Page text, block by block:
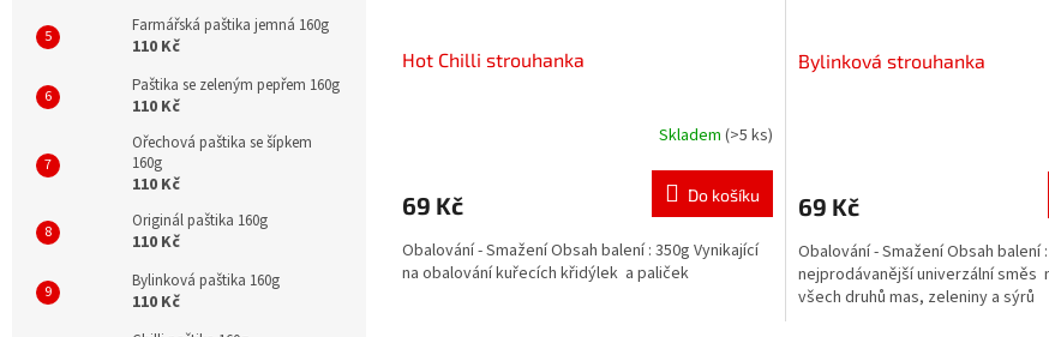
Farmářská paštika jemná 160g
110 Kč
Paštika se zeleným pepřem 160g
110 Kč
Ořechová paštika se šípkem
160g
110 Kč
Originál paštika 160g
110 Kč
Bylinková paštika 160g
110 Kč
Hot Chilli strouhanka
Skladem (>5 ks)
69 Kč Do košíku
Obalování - Smažení Obsah balení : 350g Vynikající
na obalování kuřecích křidýlek a paliček
Bylinková strouhanka
69 Kč
Obalování - Smažení Obsah balení
nejprodávanější univerzální směs
všech druhů mas, zeleniny a sýrů